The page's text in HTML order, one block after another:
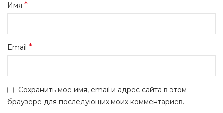
Имя *
Email *
Сохранить моё имя, email и адрес сайта в этом
браузере для последующих моих комментариев.